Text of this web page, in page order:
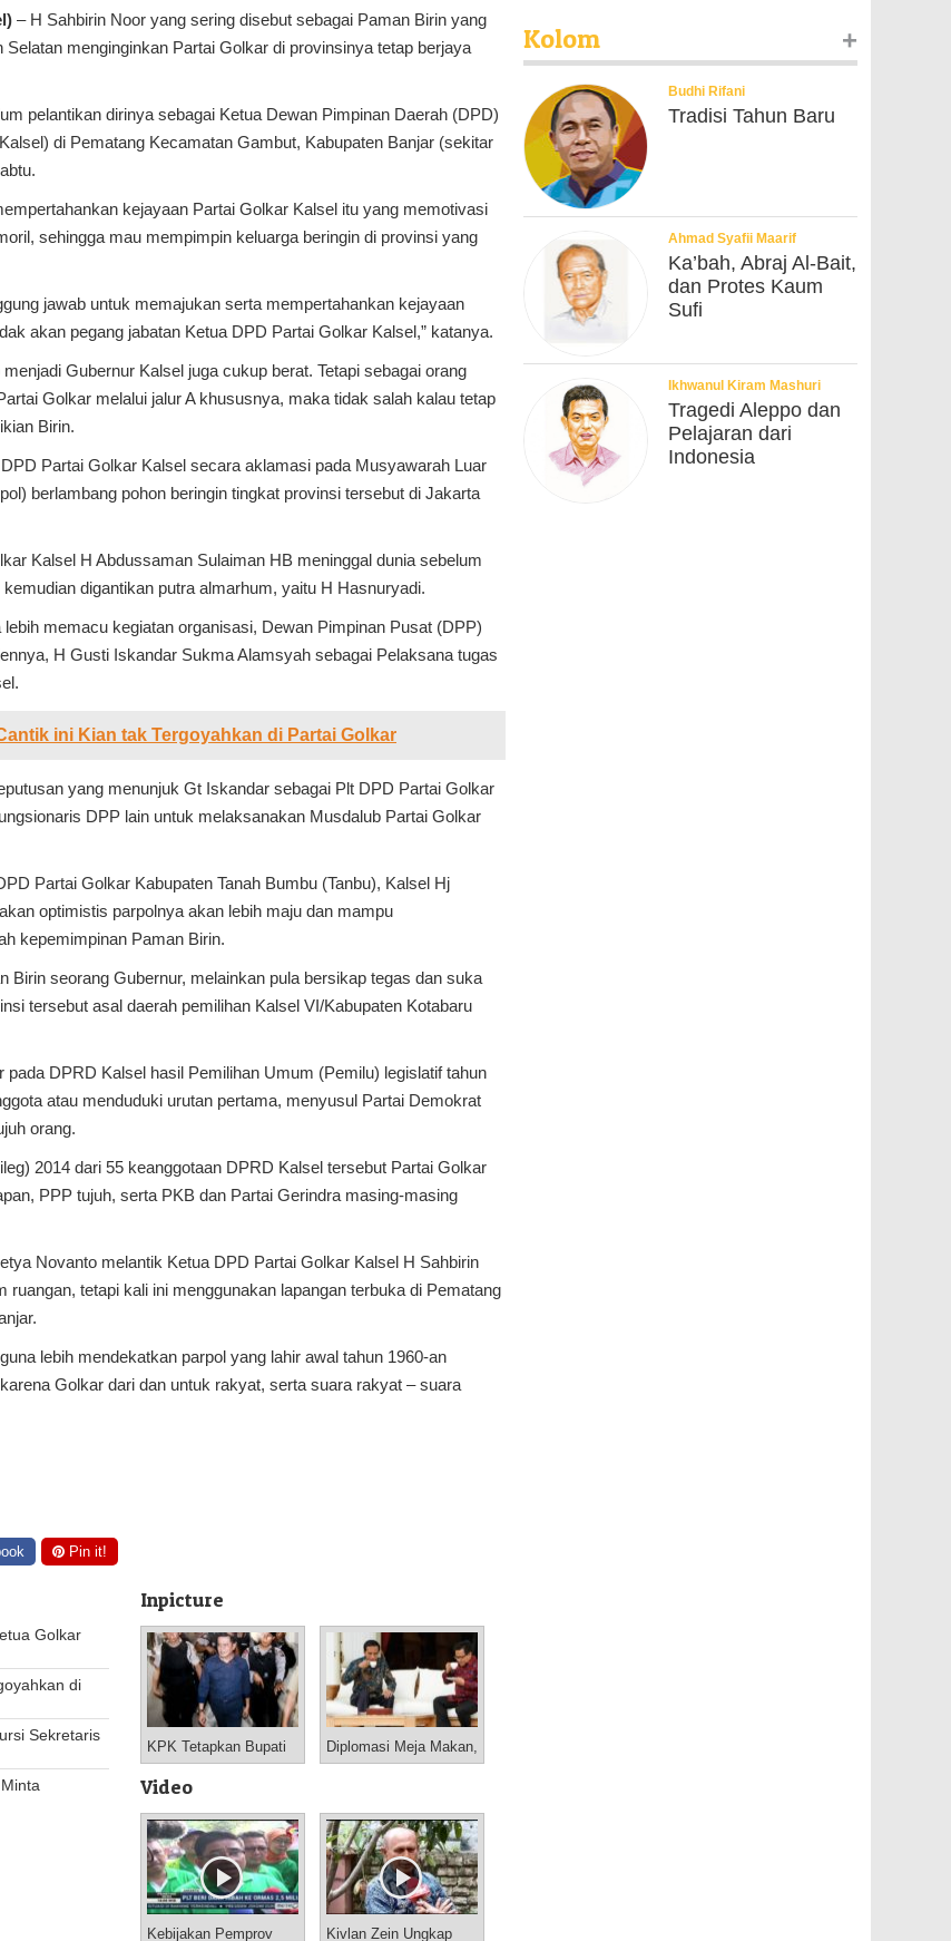
Kolom +
Budhi Rifani
Tradisi Tahun Baru
Ahmad Syafii Maarif
Ka’bah, Abraj Al-Bait,
dan Protes Kaum
Sufi
Ikhwanul Kiram Mashuri
Tragedi Aleppo dan
Pelajaran dari
Indonesia
– H Sahbirin Noor yang sering disebut sebagai Paman Birin yang
menginginkan Partai Golkar di provinsinya tetap berjaya
pelantikan dirinya sebagai Ketua Dewan Pimpinan Daerah (DPD)
di Pematang Kecamatan Gambut, Kabupaten Banjar (sekitar
kejayaan Partai Golkar Kalsel itu yang memotivasi
sehingga mau mempimpin keluarga beringin di provinsi yang
jawab untuk memajukan serta mempertahankan kejayaan
akan pegang jabatan Ketua DPD Partai Golkar Kalsel,” katanya.
Gubernur Kalsel juga cukup berat. Tetapi sebagai orang
Golkar melalui jalur A khususnya, maka tidak salah kalau tetap
Birin.
Partai Golkar Kalsel secara aklamasi pada Musyawarah Luar
berlambang pohon beringin tingkat provinsi tersebut di Jakarta
Kalsel H Abdussaman Sulaiman HB meninggal dunia sebelum
digantikan putra almarhum, yaitu H Hasnuryadi.
memacu kegiatan organisasi, Dewan Pimpinan Pusat (DPP)
H Gusti Iskandar Sukma Alamsyah sebagai Pelaksana tugas
ini Kian tak Tergoyahkan di Partai Golkar
yang menunjuk Gt Iskandar sebagai Plt DPD Partai Golkar
DPP lain untuk melaksanakan Musdalub Partai Golkar
Partai Golkar Kabupaten Tanah Bumbu (Tanbu), Kalsel Hj
optimistis parpolnya akan lebih maju dan mampu
kepemimpinan Paman Birin.
Birin seorang Gubernur, melainkan pula bersikap tegas dan suka
tersebut asal daerah pemilihan Kalsel VI/Kabupaten Kotabaru
pada DPRD Kalsel hasil Pemilihan Umum (Pemilu) legislatif tahun
atau menduduki urutan pertama, menyusul Partai Demokrat
orang.
2014 dari 55 keanggotaan DPRD Kalsel tersebut Partai Golkar
PPP tujuh, serta PKB dan Partai Gerindra masing-masing
Novanto melantik Ketua DPD Partai Golkar Kalsel H Sahbirin
ruangan, tetapi kali ini menggunakan lapangan terbuka di Pematang
lebih mendekatkan parpol yang lahir awal tahun 1960-an
Golkar dari dan untuk rakyat, serta suara rakyat – suara
Pin it!
Golkar
di
Sekretaris
Inpicture
KPK Tetapkan Bupati
Nganjuk dan Istrinya
Tersangka Korupsi
Diplomasi Meja Makan,
Presiden Joko Widodo
Video
Kebijakan Pemprov Kivlan Zein Ungkap